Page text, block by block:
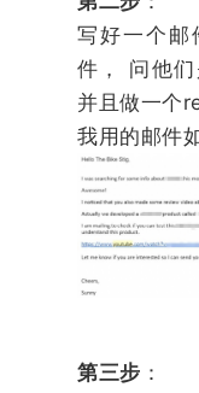
写好一个邮
件， 问他们
并且做一个
我用的邮件
第三步 ：